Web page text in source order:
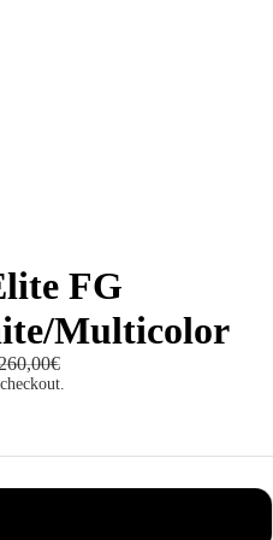
FG
Multicolor